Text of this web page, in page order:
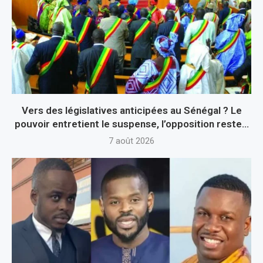
Vers des législatives anticipées au Sénégal ? Le
pouvoir entretient le suspense, l’opposition reste...
7 août 2026